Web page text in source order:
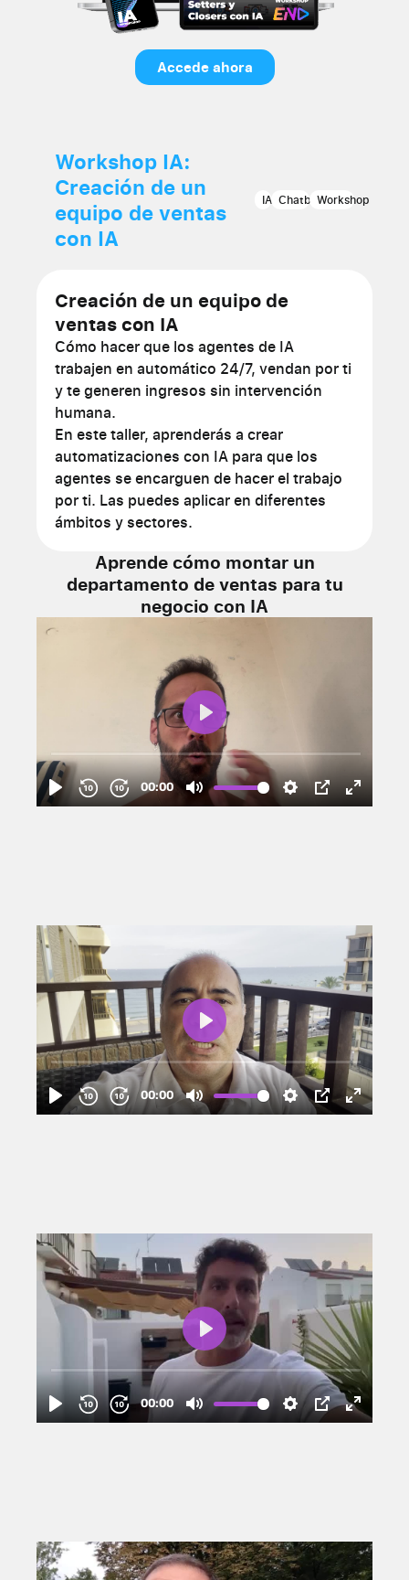
Accede ahora
Workshop IA:
Creación de un
equipo de ventas
con IA
IA ChatbotWorkshop
Creación de un equipo de
ventas con IA
Cómo hacer que los agentes de IA
trabajen en automático 24/7, vendan por ti
y te generen ingresos sin intervención
humana.
En este taller, aprenderás a crear
automatizaciones con IA para que los
agentes se encarguen de hacer el trabajo
por ti. Las puedes aplicar en diferentes
ámbitos y sectores.
Aprende cómo montar un
departamento de ventas para tu
negocio con IA